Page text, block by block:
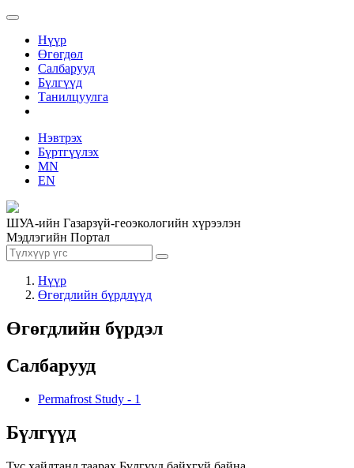
Нүүр
Өгөгдөл
Салбарууд
Бүлгүүд
Танилцуулга
Нэвтрэх
Бүртгүүлэх
MN
EN
ШУА-ийн Газарзүй-геоэкологийн хүрээлэн
Мэдлэгийн Портал
Нүүр
Өгөгдлийн бүрдлүүд
Өгөгдлийн бүрдэл
Салбарууд
Permafrost Study - 1
Бүлгүүд